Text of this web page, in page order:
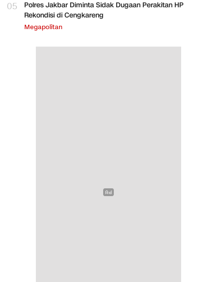
05
Polres Jakbar Diminta Sidak Dugaan Perakitan HP
Rekondisi di Cengkareng
Megapolitan